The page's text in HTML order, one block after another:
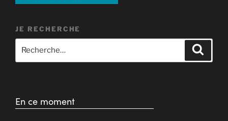
JE RECHERCHE
En ce moment